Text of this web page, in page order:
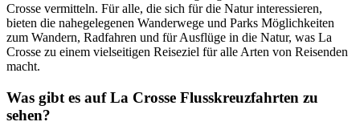
Crosse vermitteln. Für alle, die sich für die Natur interessieren,
bieten die nahegelegenen Wanderwege und Parks Möglichkeiten
zum Wandern, Radfahren und für Ausflüge in die Natur, was La
Crosse zu einem vielseitigen Reiseziel für alle Arten von Reisenden
macht.
Was gibt es auf La Crosse Flusskreuzfahrten zu
sehen?